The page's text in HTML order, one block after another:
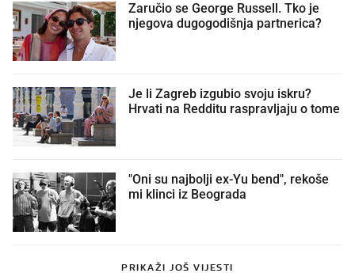
Zaručio se George Russell. Tko je
njegova dugogodišnja partnerica?
Je li Zagreb izgubio svoju iskru?
Hrvati na Redditu raspravljaju o tome
"Oni su najbolji ex-Yu bend", rekoše
mi klinci iz Beograda
PRIKAŽI JOŠ VIJESTI